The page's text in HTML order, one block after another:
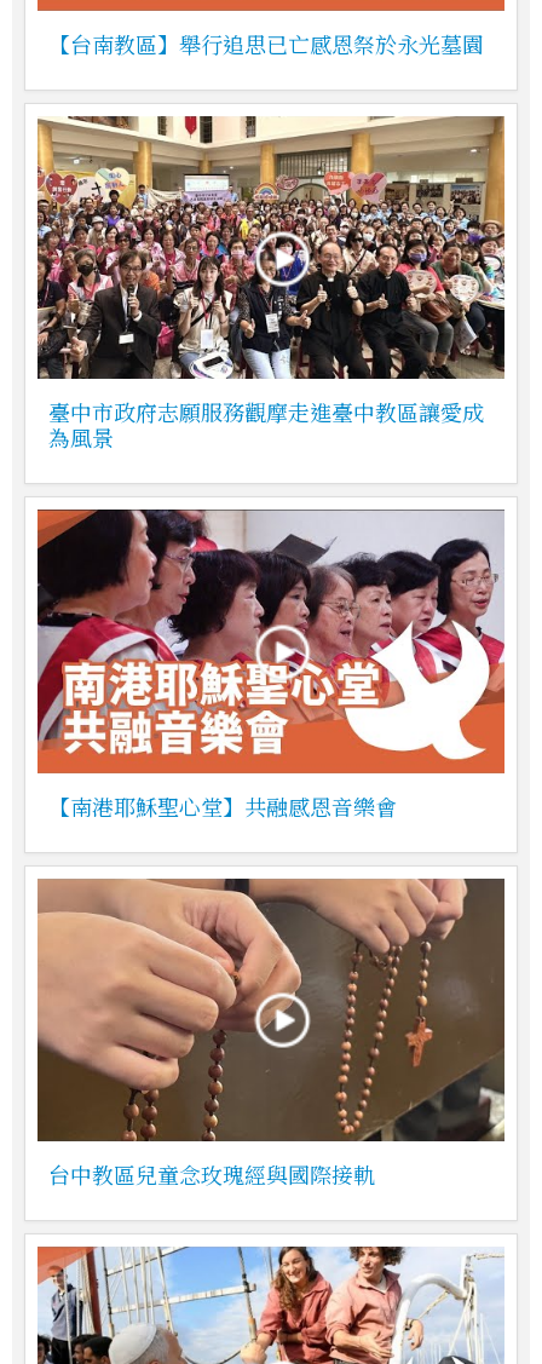
【台南教區】舉行追思已亡感恩祭於永光墓園
臺中市政府志願服務觀摩走進臺中教區讓愛成
為風景
【南港耶穌聖心堂】共融感恩音樂會
台中教區兒童念玫瑰經與國際接軌